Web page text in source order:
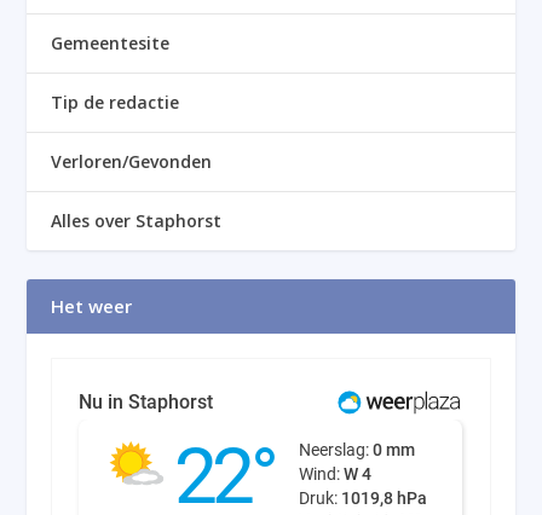
Gemeentesite
Tip de redactie
Verloren/Gevonden
Alles over Staphorst
Het weer